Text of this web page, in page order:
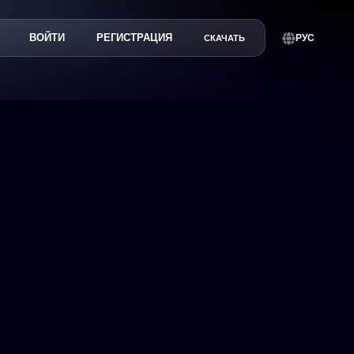
ВОЙТИ РЕГИСТРАЦИЯ СКАЧАТЬ РУС